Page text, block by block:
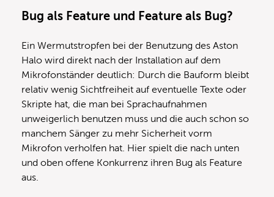
Bug als Feature und Feature als Bug?
Ein Wermutstropfen bei der Benutzung des Aston
Halo wird direkt nach der Installation auf dem
Mikrofonständer deutlich: Durch die Bauform bleibt
relativ wenig Sichtfreiheit auf eventuelle Texte oder
Skripte hat, die man bei Sprachaufnahmen
unweigerlich benutzen muss und die auch schon so
manchem Sänger zu mehr Sicherheit vorm
Mikrofon verholfen hat. Hier spielt die nach unten
und oben offene Konkurrenz ihren Bug als Feature
aus.